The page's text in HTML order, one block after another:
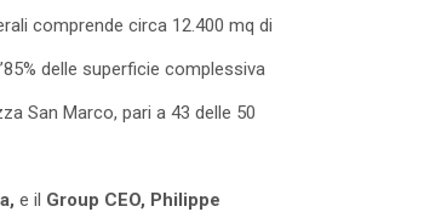
comprende circa 12.400 mq di
delle superficie complessiva
San Marco, pari a 43 delle 50
e il Group CEO, Philippe